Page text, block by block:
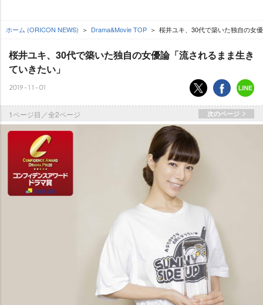
ホーム (ORICON NEWS) Drama&Movie TOP 桜井ユキ、30代で築いた独自の女
桜井ユキ、30代で築いた独自の女優論「流されるまま生き
ていきたい」
2019-11-01
1ページ目／全2ページ 次のページ